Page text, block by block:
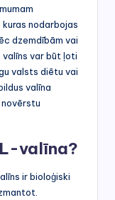
nodarbojas
dzemdībām vai
valīns var būt ļoti
valsts diētu vai
valīna
novērstu
valīna?
ir bioloģiski